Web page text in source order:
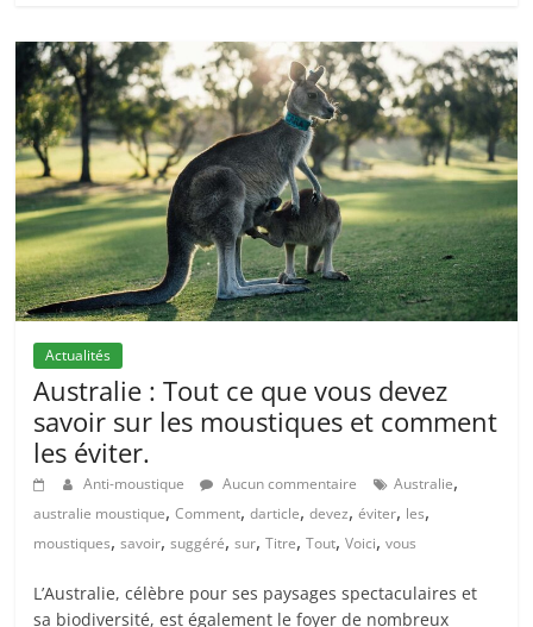
Actualités
Australie : Tout ce que vous devez
savoir sur les moustiques et comment
les éviter.
Anti-moustique Aucun commentaire Australie,
australie moustique,Comment,darticle,devez,éviter, les,
moustiques,savoir,suggéré,sur,Titre,Tout,Voici,vous
L’Australie, célèbre pour ses paysages spectaculaires et
sa biodiversité, est également le foyer de nombreux